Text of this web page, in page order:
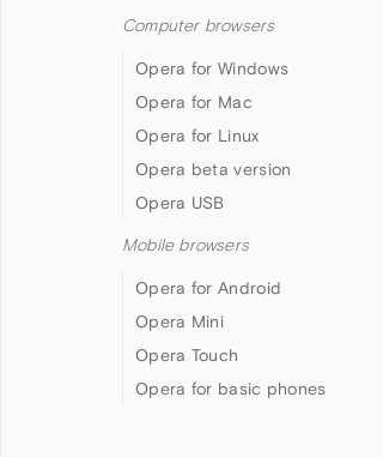
Computer browsers
Opera for Windows
Opera for Mac
Opera for Linux
Opera beta version
Opera USB
Mobile browsers
Opera for Android
Opera Mini
Opera Touch
Opera for basic phones